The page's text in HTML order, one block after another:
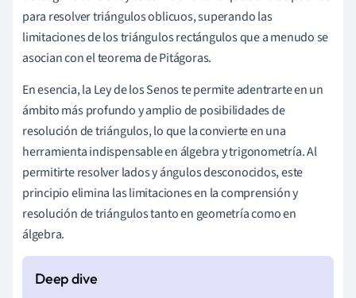
para resolver triángulos oblicuos, superando las
limitaciones de los triángulos rectángulos que a menudo se
asocian con el teorema de Pitágoras.
En esencia, la Ley de los Senos te permite adentrarte en un
ámbito más profundo y amplio de posibilidades de
resolución de triángulos, lo que la convierte en una
herramienta indispensable en álgebra y trigonometría. Al
permitirte resolver lados y ángulos desconocidos, este
principio elimina las limitaciones en la comprensión y
resolución de triángulos tanto en geometría como en
álgebra.